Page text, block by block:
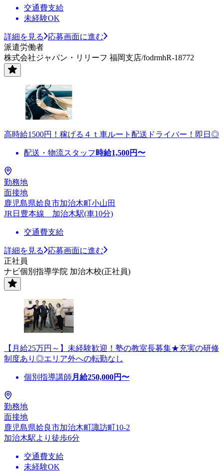
交通費支給
未経験OK
詳細を見る
応募画面に進む
派遣労働者
株式会社ジャパン・リリーフ 福岡支店/fodrmhR-18772
高時給1500円！稼げる４ｔ車ルート配送ドライバー！即日◎
配送・物流スタッフ 時給1,500円〜
勤務地
面接地
鹿児島県姶良市加治木町小山田
JR日豊本線 加治木駅(車10分)
交通費支給
詳細を見る
応募画面に進む
正社員
ナビ個別指導学院 加治木校(正社員)
【月給25万円～】未経験歓迎！塾の教室長募集★充実の研修
制度あり◎エリア外への転勤なし
個別指導講師 月給250,000円〜
勤務地
面接地
鹿児島県姶良市加治木町諏訪町10-2
加治木駅より徒歩6分
交通費支給
未経験OK